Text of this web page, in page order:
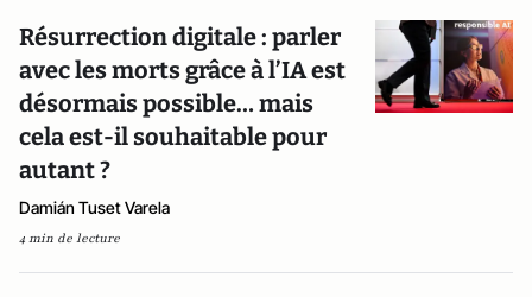
Résurrection digitale : parler
avec les morts grâce à l’IA est
désormais possible… mais
cela est-il souhaitable pour
autant ?
Damián Tuset Varela
4 min de lecture